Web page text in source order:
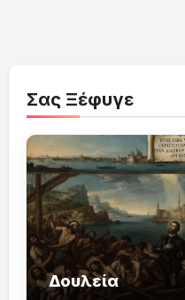
Σας Ξέφυγε
Δουλεία